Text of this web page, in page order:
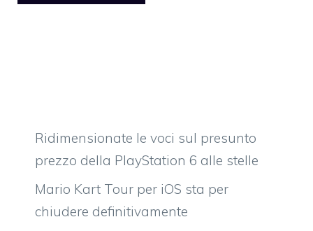
Ridimensionate le voci sul presunto
prezzo della PlayStation 6 alle stelle
Mario Kart Tour per iOS sta per
chiudere definitivamente